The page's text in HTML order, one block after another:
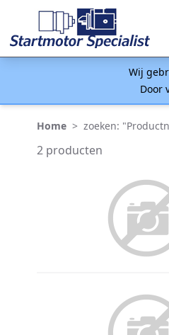
Wij
Door
Home > zoeken:
2 producten